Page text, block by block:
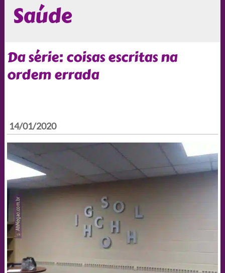
Saúde
Da série: coisas escritas na
ordem errada
14/01/2020